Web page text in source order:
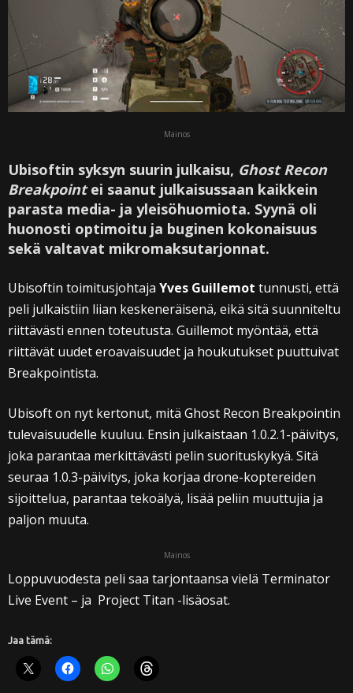
Mainos
Ubisoftin syksyn suurin julkaisu, Ghost Recon
Breakpointei saanut julkaisussaan kaikkein
parasta media- ja yleisöhuomiota. Syynä oli
huonosti optimoitu ja buginen kokonaisuus
sekä valtavat mikromaksutarjonnat.
Ubisoftin toimitusjohtaja Yves Guillemot tunnusti, että
peli julkaistiin liian keskeneräisenä, eikä sitä suunniteltu
riittävästi ennen toteutusta. Guillemot myöntää, että
riittävät uudet eroavaisuudet ja houkutukset puuttuivat
Breakpointista.
Ubisoft on nyt kertonut, mitä Ghost Recon Breakpointin
tulevaisuudelle kuuluu. Ensin julkaistaan 1.0.2.1-päivitys,
joka parantaa merkittävästi pelin suorituskykyä. Sitä
seuraa 1.0.3-päivitys, joka korjaa drone-koptereiden
sijoittelua, parantaa tekoälyä, lisää peliin muuttujia ja
paljon muuta.
Mainos
Loppuvuodesta peli saa tarjontaansa vielä Terminator
Live Event – ja Project Titan -lisäosat.
Jaa tämä: